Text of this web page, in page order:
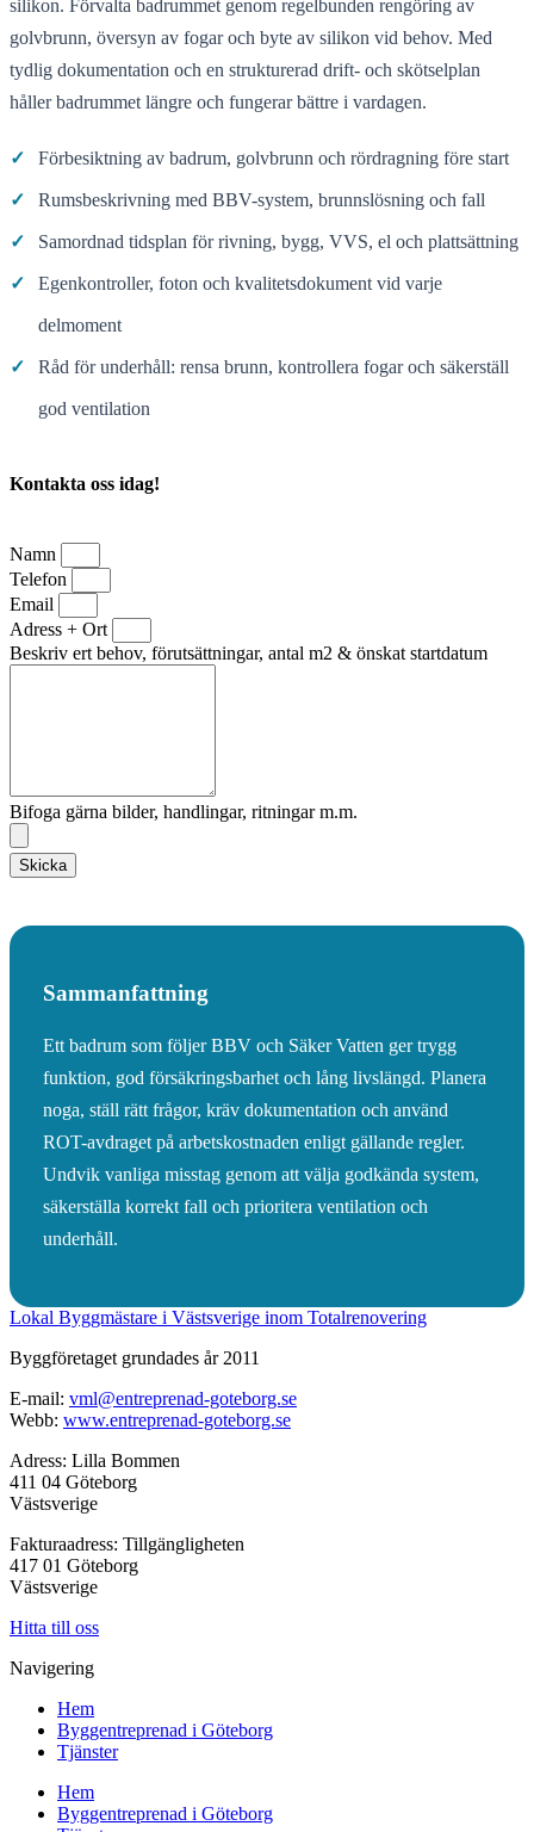
silikon. Förvalta badrummet genom regelbunden rengöring av
golvbrunn, översyn av fogar och byte av silikon vid behov. Med
tydlig dokumentation och en strukturerad drift- och skötselplan
håller badrummet längre och fungerar bättre i vardagen.
✓ Förbesiktning av badrum, golvbrunn och rördragning före start
✓ Rumsbeskrivning med BBV-system, brunnslösning och fall
✓ Samordnad tidsplan för rivning, bygg, VVS, el och plattsättning
✓ Egenkontroller, foton och kvalitetsdokument vid varje
delmoment
✓ Råd för underhåll: rensa brunn, kontrollera fogar och säkerställ
god ventilation
Kontakta oss idag!
Namn
Telefon
Email
Adress + Ort
Beskriv ert behov, förutsättningar, antal m2 & önskat startdatum
Bifoga gärna bilder, handlingar, ritningar m.m.
Skicka
Sammanfattning
Ett badrum som följer BBV och Säker Vatten ger trygg
funktion, god försäkringsbarhet och lång livslängd. Planera
noga, ställ rätt frågor, kräv dokumentation och använd
ROT-avdraget på arbetskostnaden enligt gällande regler.
Undvik vanliga misstag genom att välja godkända system,
säkerställa korrekt fall och prioritera ventilation och
underhåll.
Lokal Byggmästare i Västsverige inom Totalrenovering
Byggföretaget grundades år 2011
E-mail: vml@entreprenad-goteborg.se
Webb: www.entreprenad-goteborg.se
Adress: Lilla Bommen
411 04 Göteborg
Västsverige
Fakturaadress: Tillgängligheten
417 01 Göteborg
Västsverige
Hitta till oss
Navigering
Hem
Byggentreprenad i Göteborg
Tjänster
Hem
Byggentreprenad i Göteborg